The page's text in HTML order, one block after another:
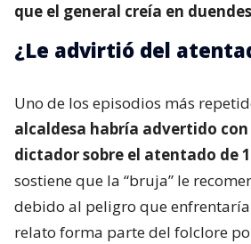
que el general creía en
¿Le advirtió del
Uno de los episodios más
alcaldesa habría advertido
dictador sobre el atentado de
sostiene que la “bruja” le
debido al peligro que
relato forma parte del folclore